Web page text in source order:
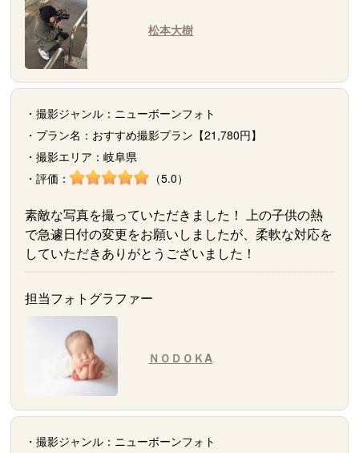
松本大樹
・撮影ジャンル：ニューボーンフォト
・プラン名：おすすめ撮影プラン【21,780円】
・撮影エリア：岐阜県
・評価：
（5.0）
素敵な写真を撮っていただきました！ 上の子供の熱
で急遽日付の変更をお願いしましたが、柔軟な対応を
していただきありがとうございました！
担当フォトグラファー
ＮＯＤＯＫA
・撮影ジャンル：ニューボーンフォト